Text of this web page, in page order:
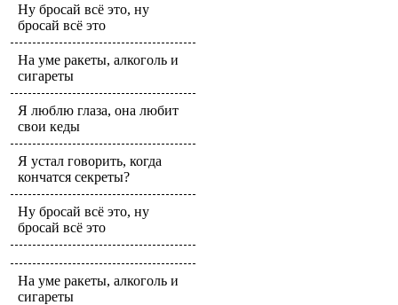
Ну бросай всё это, ну
бросай всё это
На уме ракеты, алкоголь и
сигареты
Я люблю глаза, она любит
свои кеды
Я устал говорить, когда
кончатся секреты?
Ну бросай всё это, ну
бросай всё это
На уме ракеты, алкоголь и
сигареты